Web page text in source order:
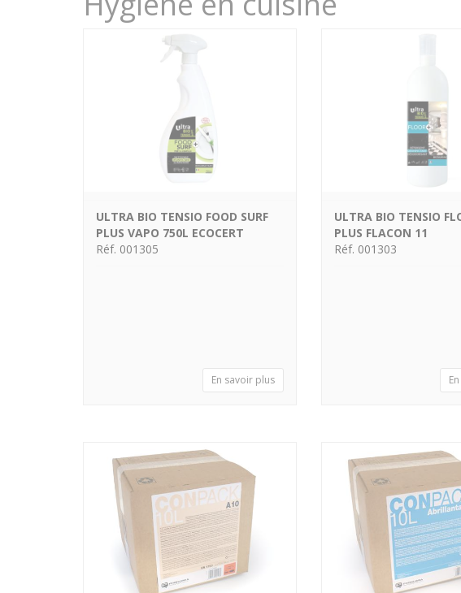
ULTRA BIO TENSIO FOOD SURF
PLUS VAPO 750L ECOCERT
Réf. 001305
En savoir plus
ULTRA BIO TENSIO
PLUS FLACON 11
Réf. 001303